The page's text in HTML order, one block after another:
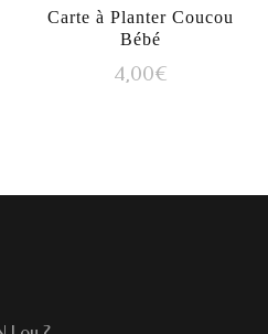
Carte à Planter Coucou
Bébé
4,00€